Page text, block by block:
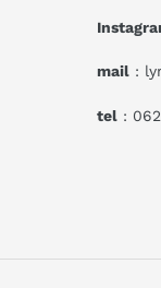
mail:
tel: